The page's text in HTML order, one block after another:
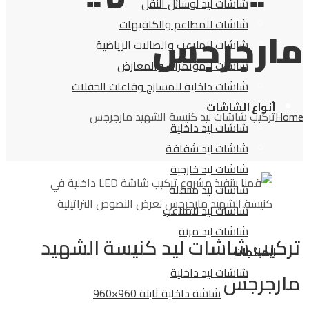
شاشات للمطاعم والكافيهات
شاشات للملاعب والصالات الرياضية
شاشات للمؤتمرات والمعارض
شاشات داخلية للمسارح وقاعات الحفلات
أنواع الشاشات
شاشات ليد داخلية
شاشات ليد شفافة
شاشات ليد خارجية
شاشات ليد متنقلة
شاشات ليد للملاعب
شاشات ليد مرنة
المنتجات
شاشات ليد داخلية
شاشة داخلية ثابتة 960×960
مارجرجس
Homeتركيب شاشات ليد كنيسة الشهيد مارجرجس
تركيب شاشات ليد كنيسة الشهيد
مارجرجس